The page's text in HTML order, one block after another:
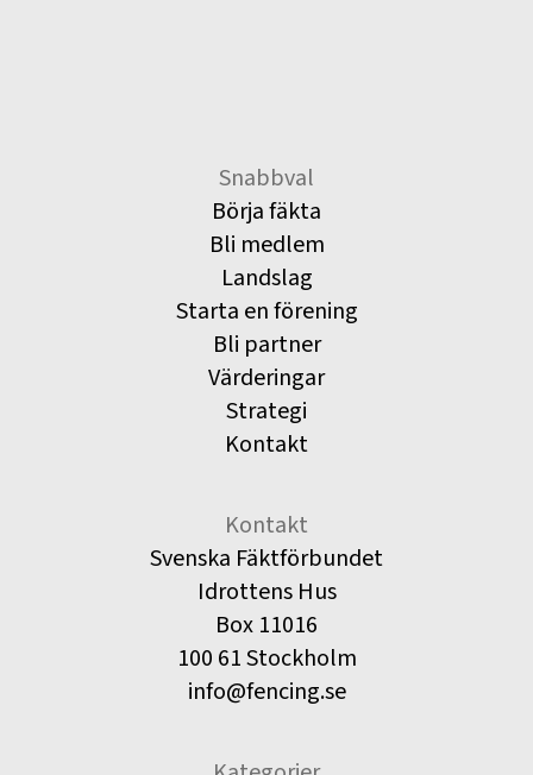
Snabbval
Börja fäkta
Bli medlem
Landslag
Starta en förening
Bli partner
Värderingar
Strategi
Kontakt
Kontakt
Svenska Fäktförbundet
Idrottens Hus
Box 11016
100 61 Stockholm
info@fencing.se